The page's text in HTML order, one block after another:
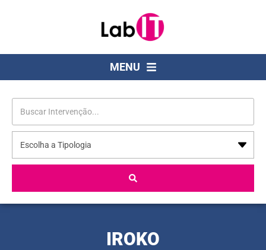
MENU
IROKO